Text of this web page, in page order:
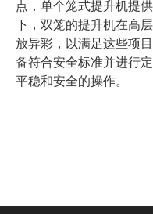
点，单个笼式提升机提
下，双笼的提升机在高
放异彩，以满足这些项
备符合安全标准并进行
平稳和安全的操作。